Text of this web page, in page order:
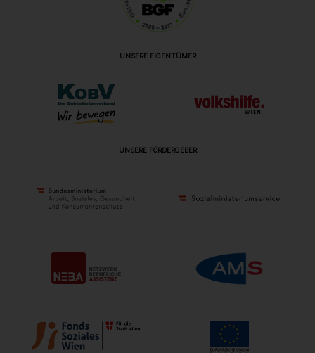
UNSERE EIGENTÜMER
UNSERE FÖRDERGEBER